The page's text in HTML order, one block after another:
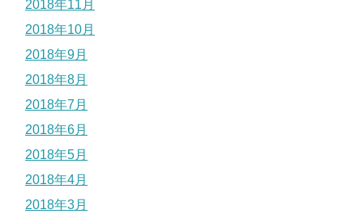
2018年11月
2018年10月
2018年9月
2018年8月
2018年7月
2018年6月
2018年5月
2018年4月
2018年3月